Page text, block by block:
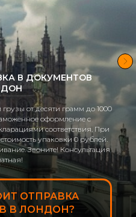
ДОКУМЕНТОВ В
от десяти грамм до 1000
оформление с
соответствия. При
упаковки 0 рублей.
Звоните! Консультация
ОТПРАВКА
БИРМИНГЕМ?